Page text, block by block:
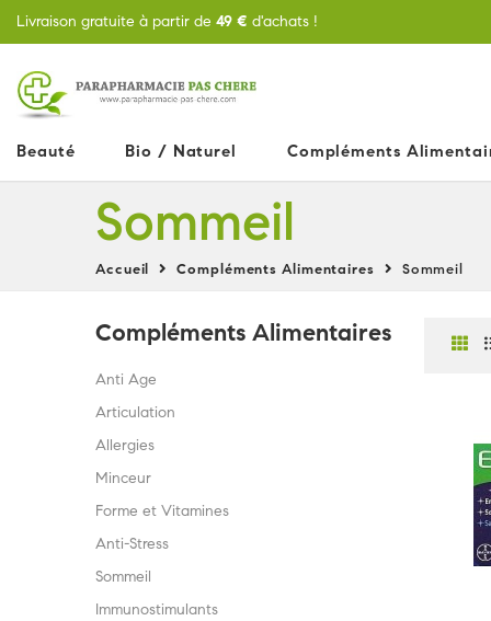
Livraison gratuite à partir de 49 € d'achats !
Beauté Bio / Naturel Compléments
Sommeil
Accueil Compléments Alimentaires Sommeil
Compléments Alimentaires
Anti Age
Articulation
Allergies
Minceur
Forme et Vitamines
Anti-Stress
Sommeil
Immunostimulants